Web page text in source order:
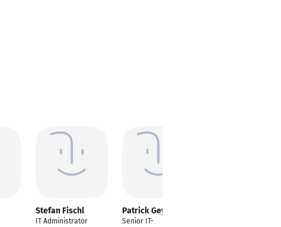
Stefan Fischl
IT Administrator
Patrick Gey
Senior IT-